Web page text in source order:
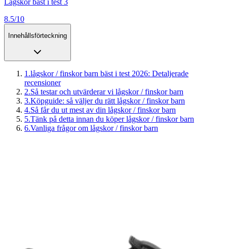
8.5/10
Innehållsförteckning
1 .lågskor / finskor barn bäst i test 2026: Detaljerade
recensioner
2.Så testar och utvärderar vi lågskor / finskor barn
3.Köpguide: så väljer du rätt lågskor / finskor barn
4.Så får du ut mest av din lågskor / finskor barn
5.Tänk på detta innan du köper lågskor / finskor barn
6.Vanliga frågor om lågskor / finskor barn